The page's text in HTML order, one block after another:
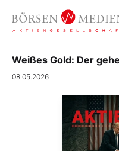
Weißes Gold: Der
08.05.2026